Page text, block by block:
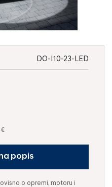
DO-I10-23-LED
€
popis
o opremi, motoru i